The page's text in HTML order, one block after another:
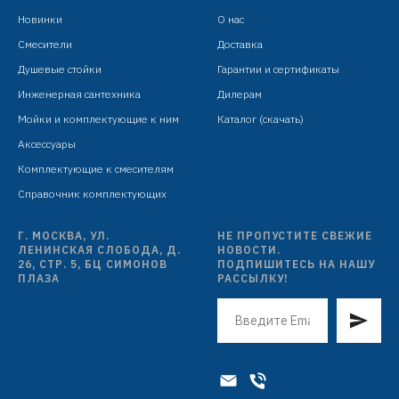
Новинки
Смесители
Душевые стойки
Инженерная сантехника
Мойки и комплектующие к ним
Аксессуары
Комплектующие к смесителям
Справочник комплектующих
О нас
Доставка
Гарантии и сертификаты
Дилерам
Каталог (скачать)
Г. МОСКВА, УЛ.
ЛЕНИНСКАЯ СЛОБОДА, Д.
26, СТР. 5, БЦ СИМОНОВ
ПЛАЗА
НЕ ПРОПУСТИТЕ СВЕЖИЕ
НОВОСТИ.
ПОДПИШИТЕСЬ НА НАШУ
РАССЫЛКУ!